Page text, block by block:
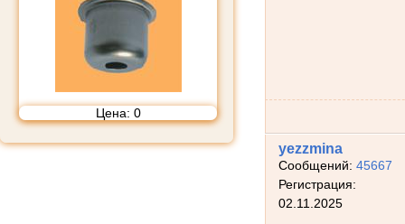
Цена: 0
yezzmina
Сообщений:45667
Регистрация:
02.11.2025